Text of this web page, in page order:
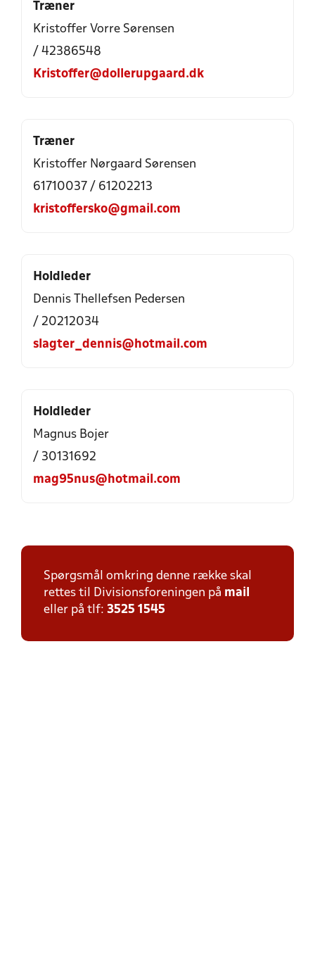
Træner
Kristoffer Vorre Sørensen
/ 42386548
Kristoffer@dollerupgaard.dk
Træner
Kristoffer Nørgaard Sørensen
61710037 / 61202213
kristoffersko@gmail.com
Holdleder
Dennis Thellefsen Pedersen
/ 20212034
slagter_dennis@hotmail.com
Holdleder
Magnus Bojer
/ 30131692
mag95nus@hotmail.com
Spørgsmål omkring denne række skal
rettes til Divisionsforeningen på mail
eller på tlf: 3525 1545